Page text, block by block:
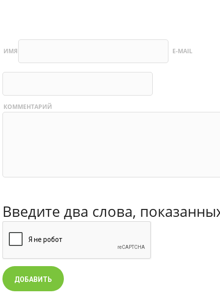
ИМЯ E-MAIL
КОММЕНТАРИЙ
Введите два слова,